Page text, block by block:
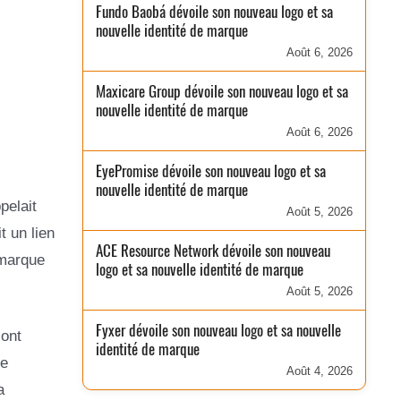
un lien
Fundo Baobá dévoile son nouveau logo et sa
nouvelle identité de marque
Août 6, 2026
Maxicare Group dévoile son nouveau logo et sa
nouvelle identité de marque
Août 6, 2026
EyePromise dévoile son nouveau logo et sa
nouvelle identité de marque
Août 5, 2026
ACE Resource Network dévoile son nouveau
logo et sa nouvelle identité de marque
Août 5, 2026
Fyxer dévoile son nouveau logo et sa nouvelle
identité de marque
Août 4, 2026